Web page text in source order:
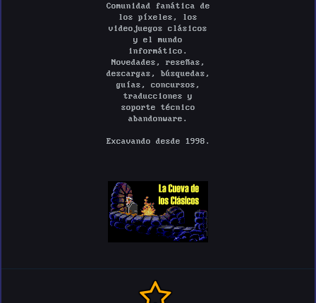
Comunidad fanática de
los píxeles, los
videojuegos clásicos
y el mundo
informático.
Novedades, reseñas,
descargas, búsquedas,
guías, concursos,
traducciones y
soporte técnico
abandonware.
Excavando desde 1998.